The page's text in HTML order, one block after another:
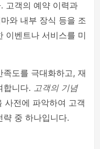
고객의 예약 이력과
와 내부 장식 등을 조
이벤트나 서비스를 미
도를 극대화하고, 재
합니다. 고객의 기념
사전에 파악하여 고객
략 중 하나입니다.